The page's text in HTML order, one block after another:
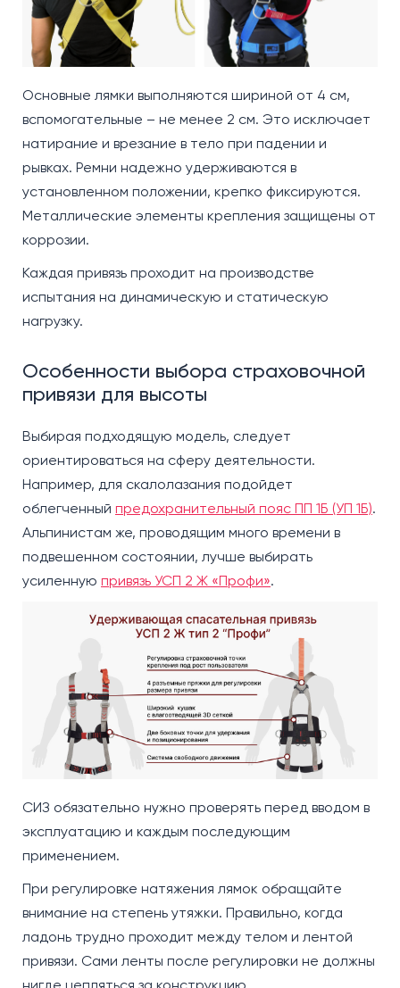
Основные лямки выполняются шириной от 4 см,
вспомогательные – не менее 2 см. Это исключает
натирание и врезание в тело при падении и
рывках. Ремни надежно удерживаются в
установленном положении, крепко фиксируются.
Металлические элементы крепления защищены от
коррозии.
Каждая привязь проходит на производстве
испытания на динамическую и статическую
нагрузку.
Особенности выбора страховочной
привязи для высоты
Выбирая подходящую модель, следует
ориентироваться на сферу деятельности.
Например, для скалолазания подойдет
облегченный предохранительный пояс ПП 1Б (УП 1Б).
Альпинистам же, проводящим много времени в
подвешенном состоянии, лучше выбирать
усиленную привязь УСП 2 Ж «Профи».
СИЗ обязательно нужно проверять перед вводом в
эксплуатацию и каждым последующим
применением.
При регулировке натяжения лямок обращайте
внимание на степень утяжки. Правильно, когда
ладонь трудно проходит между телом и лентой
привязи. Сами ленты после регулировки не должны